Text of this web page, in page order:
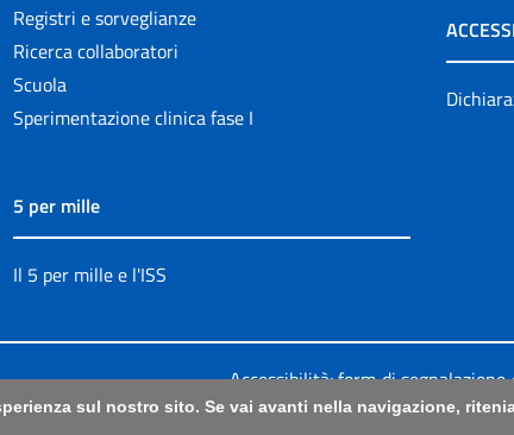
Registri e sorveglianze
Ricerca collaboratori
Scuola
Sperimentazione clinica fase I
5 per mille
Il 5 per mille e l'ISS
Accessibilità: form di
Legali|Sitemap
sul nostro sito. Se vai avanti nella navigazione,